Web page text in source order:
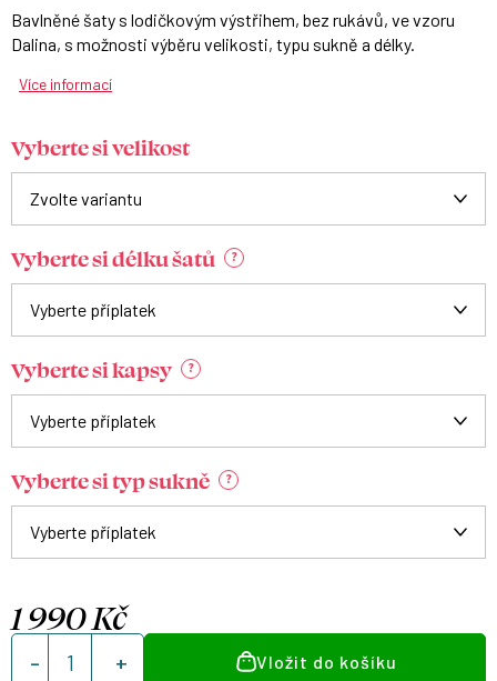
Bavlněné šaty s lodičkovým výstřihem, bez rukávů, ve vzoru
Dalina, s možnosti výběru velikosti, typu sukně a délky.
Více informací
Vyberte si velikost
Vyberte si délku šatů ?
Vyberte si kapsy ?
Vyberte si typ sukně ?
1 990 Kč
Měrná
cena:
Vložit do košíku